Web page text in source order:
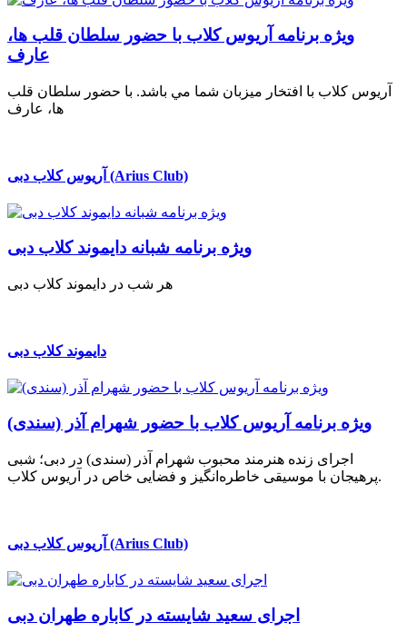
ويژه برنامه آريوس كلاب با حضور سلطان قلب ها،
عارف
آريوس كلاب با افتخار ميزبان شما مي باشد. با حضور سلطان قلب
ها، عارف
آریوس کلاب دبی (Arius Club)
ویژه برنامه شبانه دایموند کلاب دبی
هر شب در دایموند کلاب دبی
دایموند کلاب دبی
ویژه برنامه آریوس کلاب با حضور شهرام آذر (سندی)
اجرای زنده هنرمند محبوب شهرام آذر (سندی) در دبی؛ شبی
پرهیجان با موسیقی خاطره‌انگیز و فضایی خاص در آریوس کلاب.
آریوس کلاب دبی (Arius Club)
اجرای سعید شایسته در کاباره طهران دبی